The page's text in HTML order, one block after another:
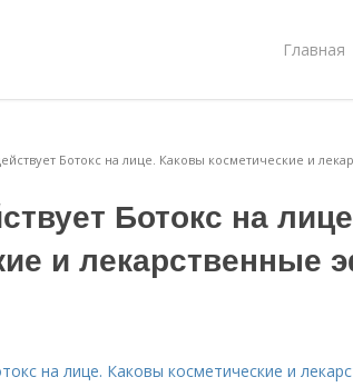
Главная
Ботокс на лице. Каковы косметические и
Ботокс на
и лекарственные
на лице. Каковы косметические и